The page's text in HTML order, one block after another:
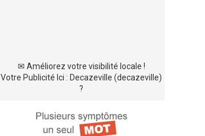
✉ Améliorez votre visibilité locale !
Votre Publicité Ici : Decazeville (decazeville)
?